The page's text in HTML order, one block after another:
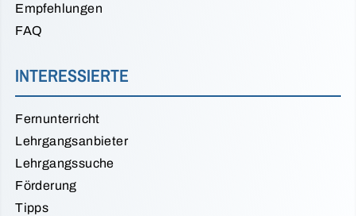
Empfehlungen
FAQ
INTERESSIERTE
Fernunterricht
Lehrgangsanbieter
Lehrgangssuche
Förderung
Tipps